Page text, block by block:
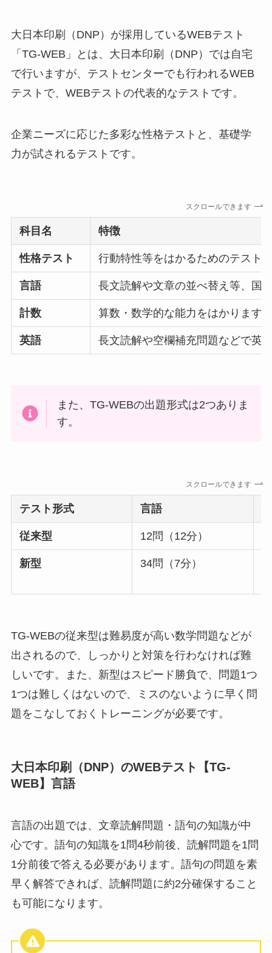
大日本印刷（DNP）が採用しているWEBテスト
「TG-WEB」とは、大日本印刷（DNP）では自宅
で行いますが、テストセンターでも行われるWEB
テストで、WEBテストの代表的なテストです。
企業ニーズに応じた多彩な性格テストと、基礎学
力が試されるテストです。
スクロールできます
科目名 特徴
性格テスト 行動特性等をはかるためのテスト
言語 長文読解や文章の並べ替え等、国
計数 算数・数学的な能力をはかります
英語 長文読解や空欄補充問題などで英
また、TG-WEBの出題形式は2つありま
す。
スクロールできます
テスト形式 言語
従来型 12問（12分）
新型 34問（7分）
TG-WEBの従来型は難易度が高い数学問題などが
出されるので、しっかりと対策を行わなければ難
しいです。また、新型はスピード勝負で、問題1つ
1つは難しくはないので、ミスのないように早く問
題をこなしておくトレーニングが必要です。
大日本印刷（DNP）のWEBテスト【TG-
WEB】言語
言語の出題では、文章読解問題・語句の知識が中
心です。語句の知識を1問4秒前後、読解問題を1問
1分前後で答える必要があります。語句の問題を素
早く解答できれば、読解問題に約2分確保すること
も可能になります。